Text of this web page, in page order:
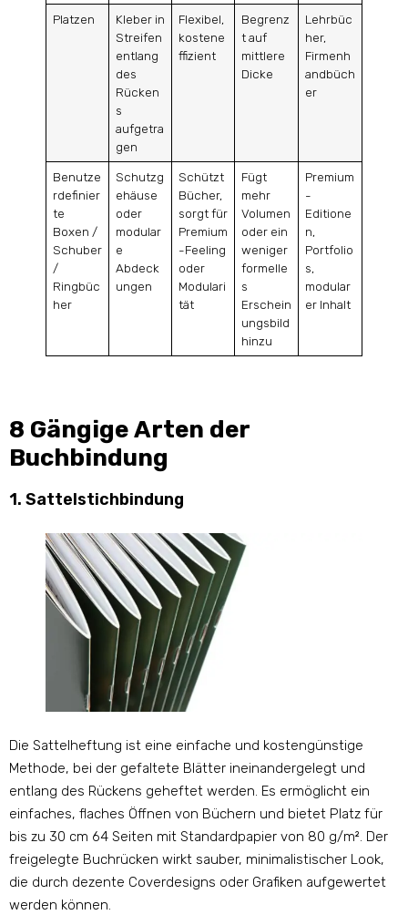
Platzen
Kleber in
Streifen
entlang
des
Rücken
s
aufgetra
gen
Flexibel,
kostene
ffizient
Begrenz
t auf
mittlere
Dicke
Lehrbüc
her,
Firmenh
andbüch
er
Benutze
rdefinier
te
Boxen /
Schuber
/
Ringbüc
her
Schutzg
ehäuse
oder
modular
e
Abdeck
ungen
Schützt
Bücher,
sorgt für
Premium
-Feeling
oder
Modulari
tät
Fügt
mehr
Volumen
oder ein
weniger
formelle
s
Erschein
ungsbild
hinzu
Premium
-
Editione
n,
Portfolio
s,
modular
er Inhalt
8 Gängige Arten der
Buchbindung
1. Sattelstichbindung
Die Sattelheftung ist eine einfache und kostengünstige
Methode, bei der gefaltete Blätter ineinandergelegt und
entlang des Rückens geheftet werden. Es ermöglicht ein
einfaches, flaches Öffnen von Büchern und bietet Platz für
bis zu 30 cm 64 Seiten mit Standardpapier von 80 g/m². Der
freigelegte Buchrücken wirkt sauber, minimalistischer Look,
die durch dezente Coverdesigns oder Grafiken aufgewertet
werden können.